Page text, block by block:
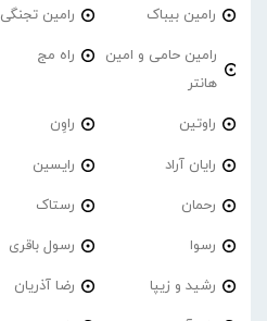
رامین بیباک رامین تجنگی
رامین حامی و امین
هانتر
راه مج
راوتین راوِن
رایان آراد رایسین
رحمان رستاک
رسوا رسول باقری
رشید و زیپا رضا آذریان